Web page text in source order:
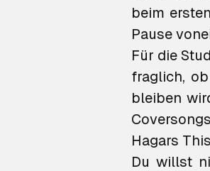
beim
Pause
Für die
fraglich,
bleiben
Hagars
Du willst